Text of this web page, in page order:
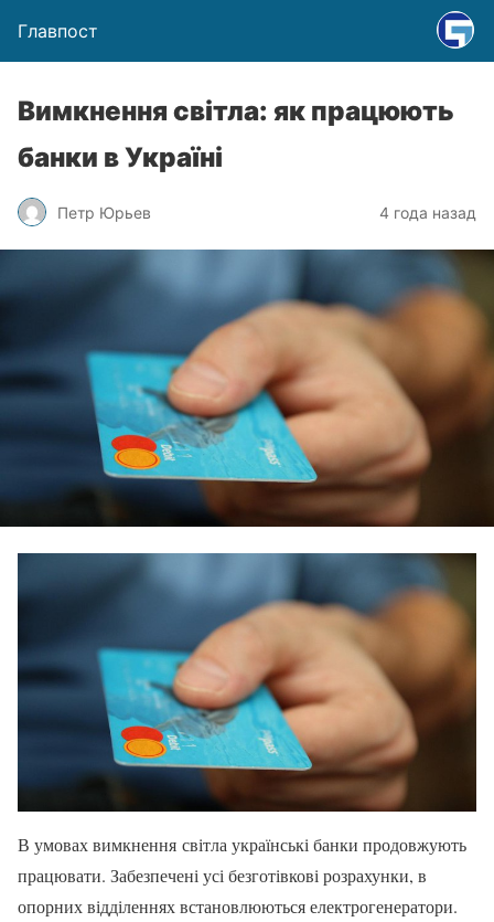
Главпост
Вимкнення світла: як працюють
банки в Україні
Петр Юрьев 4 года назад
В умовах вимкнення світла українські банки продовжують
працювати. Забезпечені усі безготівкові розрахунки, в
опорних відділеннях встановлюються електрогенератори.